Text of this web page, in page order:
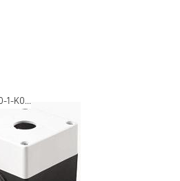
1-K0...